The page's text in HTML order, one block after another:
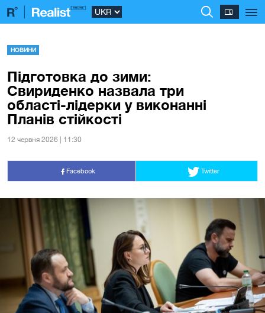
НОВИНИ
Підготовка до зими:
Свириденко назвала три
області-лідерки у виконанні
Планів стійкості
12 червня 2026 | 11:30
Facebook Twitter